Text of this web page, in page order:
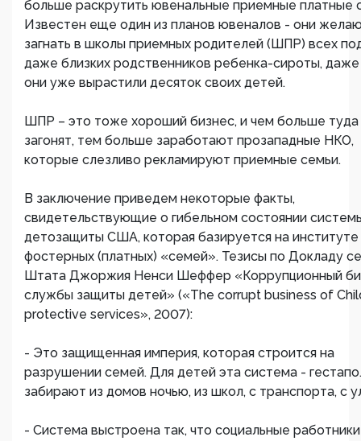
больше раскрутить ювенальные приемные платные
Известен еще один из планов ювеналов - они
загнать в школы приемных родителей (ШПР) всех
даже близких родственников ребенка-сироты,
они уже вырастили десяток своих детей.
ШПР – это тоже хороший бизнес, и чем больше туда
загонят, тем больше заработают прозападные НКО,
которые слезливо рекламируют приемные семьи.
В заключение приведем некоторые факты,
свидетельствующие о гибельном состоянии
детозащиты США, которая базируется на институте
фостерных (платных) «семей». Тезисы по Докладу
Штата Джоржия Ненси Шеффер «Коррупционный
службы защиты детей» («The corrupt business of
protective services», 2007):
- Это защищенная империя, которая строится на
разрушении семей. Для детей эта система -
забирают из домов ночью, из школ, с транспорта, с
- Система выстроена так, что социальные работники